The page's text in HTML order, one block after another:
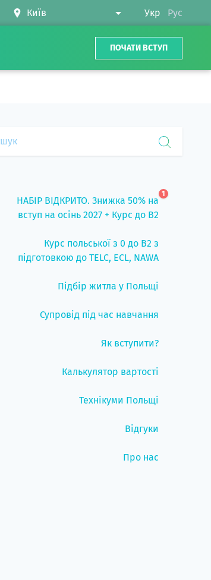
Укр Рус
ПОЧАТИ ВСТУП
НАБІР ВІДКРИТО. Знижка 50% на
вступ на осінь 2027 + Курс до B2
1
Курс польської з 0 до B2 з
підготовкою до TELC, ECL, NAWA
Підбір житла у Польщі
Супровід під час навчання
Як вступити?
Калькулятор вартості
Технікуми Польщі
Відгуки
Про нас